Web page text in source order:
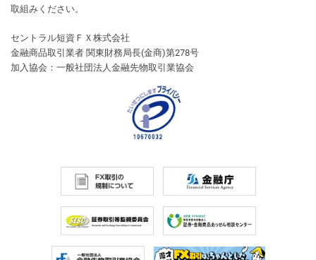
取組みください。
セントラル短資ＦＸ株式会社
金融商品取引業者 関東財務局長(金商)第278号
加入協会：一般社団法人金融先物取引業協会